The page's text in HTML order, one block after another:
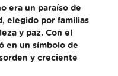
era un paraíso de
elegido por familias
y paz. Con el
en un símbolo de
y creciente